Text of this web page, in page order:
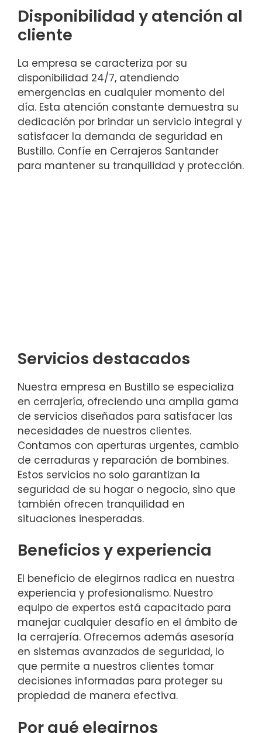
Disponibilidad y atención al
cliente
La empresa se caracteriza por su
disponibilidad 24/7, atendiendo
emergencias en cualquier momento del
día. Esta atención constante demuestra su
dedicación por brindar un servicio integral y
satisfacer la demanda de seguridad en
Bustillo. Confíe en Cerrajeros Santander
para mantener su tranquilidad y protección.
Servicios destacados
Nuestra empresa en Bustillo se especializa
en cerrajería, ofreciendo una amplia gama
de servicios diseñados para satisfacer las
necesidades de nuestros clientes.
Contamos con aperturas urgentes, cambio
de cerraduras y reparación de bombines.
Estos servicios no solo garantizan la
seguridad de su hogar o negocio, sino que
también ofrecen tranquilidad en
situaciones inesperadas.
Beneficios y experiencia
El beneficio de elegirnos radica en nuestra
experiencia y profesionalismo. Nuestro
equipo de expertos está capacitado para
manejar cualquier desafío en el ámbito de
la cerrajería. Ofrecemos además asesoría
en sistemas avanzados de seguridad, lo
que permite a nuestros clientes tomar
decisiones informadas para proteger su
propiedad de manera efectiva.
Por qué elegirnos